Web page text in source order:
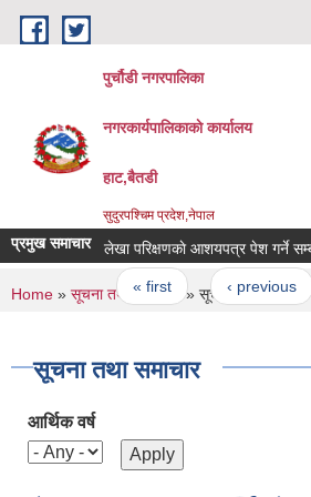
Skip to main content
पुर्चौडी नगरपालिका
नगरकार्यपालिकाकाे कार्यालय
हाट,बैतडी
सुदुरपश्चिम प्रदेश,नेपाल
प्रमुख समाचारलेखा परिक्षणकाे आशयपत्र पेश गर्ने
Pages
« first ‹ previous
You are here
Home » सूचना तथा जानकारी » सूचना तथा समाचार
सूचना तथा समाचार
आर्थिक वर्ष